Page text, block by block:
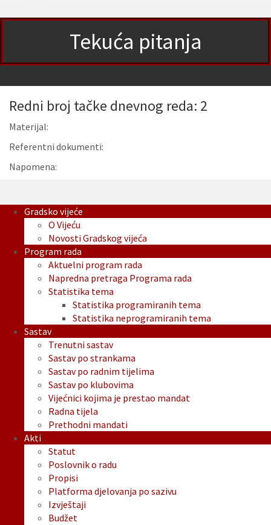
Tekuća pitanja
Redni broj tačke dnevnog reda: 2
Materijal:
Referentni dokumenti:
Napomena:
Gradsko vijeće
O Vijeću
Novosti Gradskog vijeća
Program rada
Aktuelni program rada
Napredna pretraga Programa rada
Statistika tema
Statistika programiranih tema
Statistika neprogramiranih tema
Sastav
Trenutni sastav
Sastav po strankama
Sastav po radnim tijelima
Sastav po klubovima
Vijećnici kojima je prestao mandat
Radna tijela
Prethodni mandati
Akti
Statut
Poslovnik o radu
Propisi
Platforma djelovanja po sazivu
Izvještaji
Budžet